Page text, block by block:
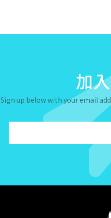
加
Sign up below with your email